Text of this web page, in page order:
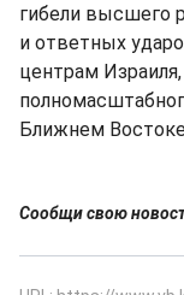
гибели высшего
и ответных
центрам
Ближнем
Сообщи свою